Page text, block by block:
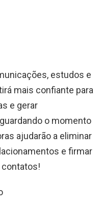
estudos e
mais confiante para
e gerar
o momento
ajudarão a eliminar
e firmar